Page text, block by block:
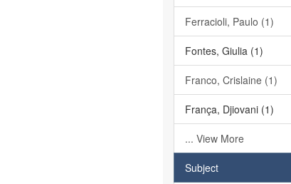
Ferracioli, Paulo (1)
Fontes, Giulia (1)
Franco, Crislaine (1)
França, Djiovani (1)
... View More
Subject